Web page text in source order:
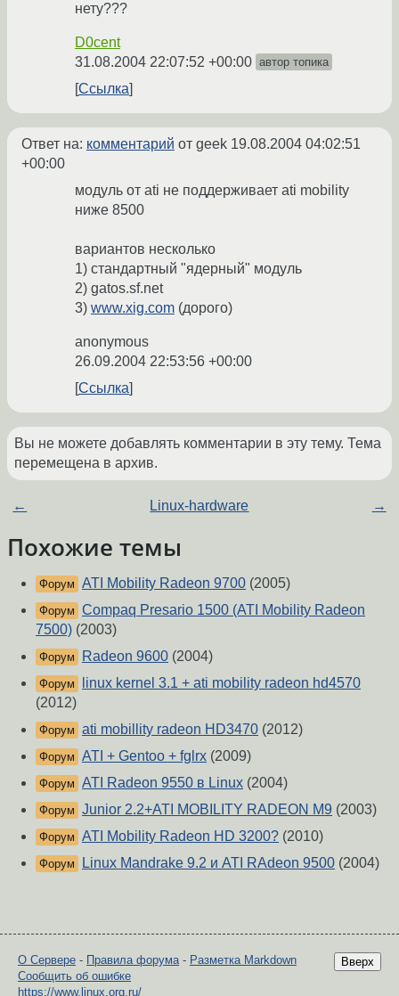
нету???
D0cent
31.08.2004 22:07:52 +00:00 автор топика
Ссылка
Ответ на: комментарий от geek 19.08.2004 04:02:51
+00:00
модуль от ati не поддерживает ati mobility
ниже 8500
вариантов несколько
1) стандартный "ядерный" модуль
2) gatos.sf.net
3) www.xig.com (дорого)
anonymous
26.09.2004 22:53:56 +00:00
Ссылка
Вы не можете добавлять комментарии в эту тему. Тема
перемещена в архив.
← Linux-hardware →
Похожие темы
Форум ATI Mobility Radeon 9700 (2005)
Форум Compaq Presario 1500 (ATI Mobility Radeon
7500) (2003)
Форум Radeon 9600 (2004)
Форум
linux kernel 3.1 + ati mobility radeon hd4570
(2012)
Форум ati mobillity radeon HD3470 (2012)
Форум ATI + Gentoo + fglrx (2009)
Форум ATI Radeon 9550 в Linux (2004)
Форум Junior 2.2+ATI MOBILITY RADEON M9 (2003)
Форум ATI Mobility Radeon HD 3200? (2010)
Форум Linux Mandrake 9.2 и ATI RAdeon 9500 (2004)
Вверх
О Сервере - Правила форума- Разметка Markdown
Сообщить об ошибке
https://www.linux.org.ru/